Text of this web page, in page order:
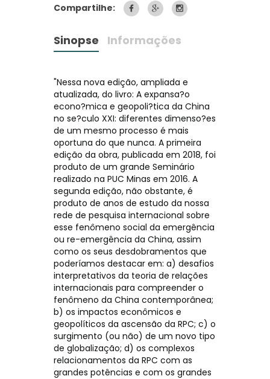
Compartilhe:
Sinopse Informações
"Nessa nova edição, ampliada e
atualizada, do livro: A expansa?o
econo?mica e geopoli?tica da China
no se?culo XXI: diferentes dimenso?es
de um mesmo processo é mais
oportuna do que nunca. A primeira
edição da obra, publicada em 2018, foi
produto de um grande Seminário
realizado na PUC Minas em 2016. A
segunda edição, não obstante, é
produto de anos de estudo da nossa
rede de pesquisa internacional sobre
esse fenômeno social da emergência
ou re-emergência da China, assim
como os seus desdobramentos que
poderíamos destacar em: a) desafios
interpretativos da teoria de relações
internacionais para compreender o
fenômeno da China contemporânea;
b) os impactos econômicos e
geopolíticos da ascensão da RPC; c) o
surgimento (ou não) de um novo tipo
de globalização; d) os complexos
relacionamentos da RPC com as
grandes potências e com os grandes